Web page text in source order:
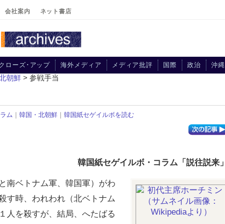
会社案内 ネット書店
ローズ･アップ 海外メディア メディア批評 国際 政治 沖縄
朝鮮 > 参戦手当
ム ｜ 韓国・北朝鮮 ｜ 韓国紙セゲイルボを読む
韓国紙セゲイルボ・コラム「説往説来」
南ベトナム軍、韓国軍）がわ
す時、われわれ（北ベトナム
人を殺すが、結局、へたばる